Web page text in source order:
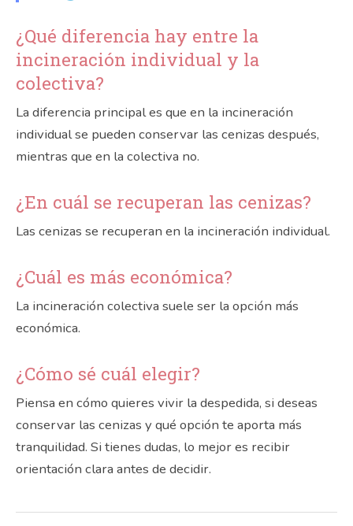
¿Qué diferencia hay entre la
incineración individual y la
colectiva?
La diferencia principal es que en la incineración
individual se pueden conservar las cenizas después,
mientras que en la colectiva no.
¿En cuál se recuperan las cenizas?
Las cenizas se recuperan en la incineración individual.
¿Cuál es más económica?
La incineración colectiva suele ser la opción más
económica.
¿Cómo sé cuál elegir?
Piensa en cómo quieres vivir la despedida, si deseas
conservar las cenizas y qué opción te aporta más
tranquilidad. Si tienes dudas, lo mejor es recibir
orientación clara antes de decidir.